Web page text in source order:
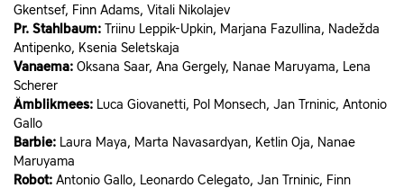
Gkentsef, Finn Adams, Vitali Nikolajev
Pr. Stahlbaum: Triinu Leppik-Upkin, Marjana Fazullina, Nadežda
Antipenko, Ksenia Seletskaja
Vanaema: Oksana Saar, Ana Gergely, Nanae Maruyama, Lena
Scherer
Ämblikmees: Luca Giovanetti, Pol Monsech, Jan Trninic, Antonio
Gallo
Barbie: Laura Maya, Marta Navasardyan, Ketlin Oja, Nanae
Maruyama
Robot: Antonio Gallo, Leonardo Celegato, Jan Trninic, Finn